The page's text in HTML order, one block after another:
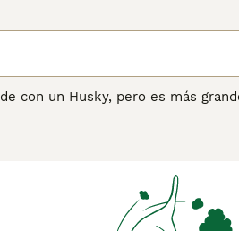
con un Husky, pero es más
nieve en algunas de las zonas